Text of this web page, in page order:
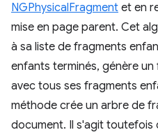
NGPhysicalFragment et en
mise en page parent. Cet
à sa liste de fragments
enfants terminés, génère
avec tous ses fragments
méthode crée un arbre de
document. Il s'agit toutefois